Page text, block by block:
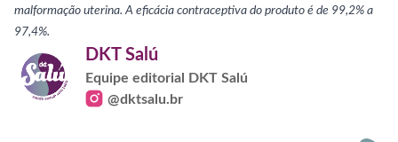
malformação uterina. A eficácia contraceptiva do produto é de 99,2% a
97,4%.
DKT Salú
Equipe editorial DKT Salú
@dktsalu.br